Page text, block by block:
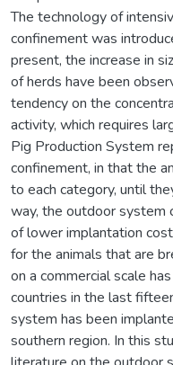
The technology of
confinement was
present, the increase in
of herds have been
tendency on the
activity, which requires
Pig Production System
confinement, in that the
to each category, until
way, the outdoor system
of lower implantation
for the animals that are
on a commercial scale
countries in the last
system has been
southern region. In this